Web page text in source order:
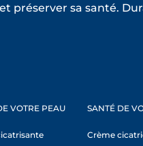
préserver sa santé.
VOTRE PEAU SANTÉ DE
Crème